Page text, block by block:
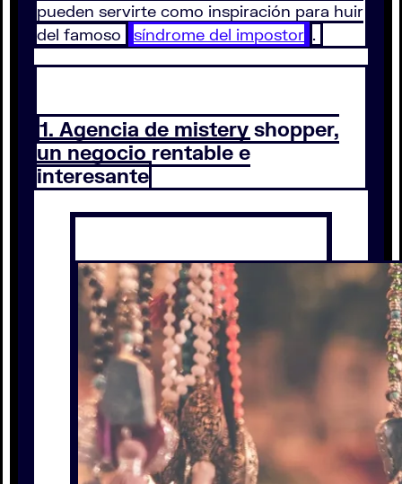
pueden servirte como inspiración para huir
del famoso
síndrome del impostor .
1. Agencia de mistery shopper,
un negocio rentable e
interesante